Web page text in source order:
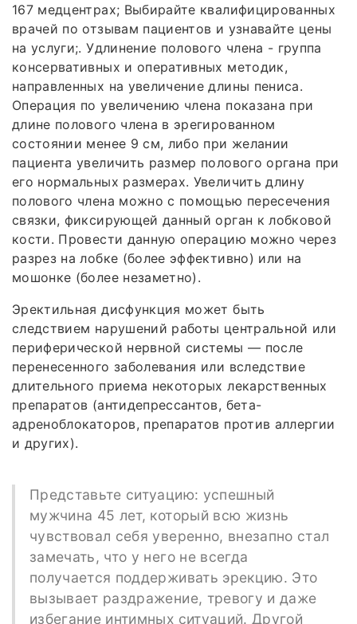
167 медцентрах; Выбирайте квалифицированных
врачей по отзывам пациентов и узнавайте цены
на услуги;. Удлинение полового члена - группа
консервативных и оперативных методик,
направленных на увеличение длины пениса.
Операция по увеличению члена показана при
длине полового члена в эрегированном
состоянии менее 9 см, либо при желании
пациента увеличить размер полового органа при
его нормальных размерах. Увеличить длину
полового члена можно с помощью пересечения
связки, фиксирующей данный орган к лобковой
кости. Провести данную операцию можно через
разрез на лобке (более эффективно) или на
мошонке (более незаметно).
Эректильная дисфункция может быть
следствием нарушений работы центральной или
периферической нервной системы — после
перенесенного заболевания или вследствие
длительного приема некоторых лекарственных
препаратов (антидепрессантов, бета-
адреноблокаторов, препаратов против аллергии
и других).
Представьте ситуацию: успешный
мужчина 45 лет, который всю жизнь
чувствовал себя уверенно, внезапно стал
замечать, что у него не всегда
получается поддерживать эрекцию. Это
вызывает раздражение, тревогу и даже
избегание интимных ситуаций. Другой